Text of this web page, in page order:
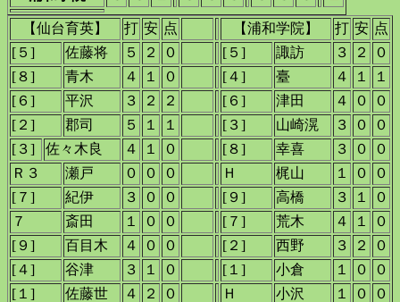
【仙台育英】 打 安 点 【浦和学院】 打 安 点
[５]
佐藤将 ５ ２ ０ [５] 諏訪 ３ ２
０
[８]
青木 ４ １ ０ [４] 臺 ４ １
１
[６]
平沢 ３ ２ ２ [６] 津田 ４ ０
０
[２]
郡司 ５ １ １ [３] 山崎滉 ３ ０
０
[３]
佐々木良 ４ １ ０ [８] 幸喜 ３ ０
０
Ｒ３
瀬戸 ０ ０ ０ Ｈ 梶山 １ ０
０
[７]
紀伊 ３ ０ ０ [９] 高橋 ３ １
０
７
斎田 １ ０ ０ [７] 荒木 ４ １
０
[９]
百目木 ４ ０ ０ [２] 西野 ３ ２
０
[４]
谷津 ３ １ ０ [１] 小倉 １ ０
０
[１]
佐藤世 ４ ２ ０ Ｈ 小沢 １ ０ ０